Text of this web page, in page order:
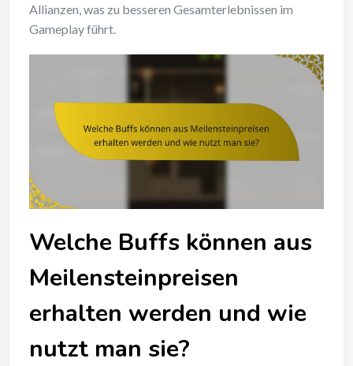
Allianzen, was zu besseren Gesamterlebnissen im
Gameplay führt.
Welche Buffs können aus
Meilensteinpreisen
erhalten werden und wie
nutzt man sie?